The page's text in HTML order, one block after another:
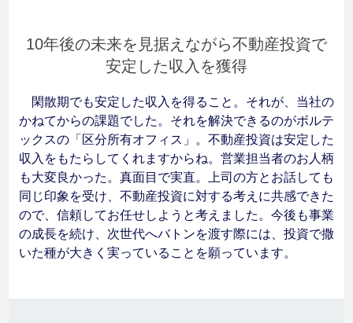
10年後の未来を見据えながら不動産投資で
安定した収入を獲得
閑散期でも安定した収入を得ること。それが、当社の
かねてからの課題でした。それを解決できるのがボルテ
ックスの「区分所有オフィス」。不動産投資は安定した
収入をもたらしてくれますからね。営業担当者のお人柄
も大変良かった。真面目で実直。上司の方とお話しても
同じ印象を受け、不動産投資に対する考えに共感できた
ので、信頼してお任せしようと考えました。今後も事業
の成長を続け、次世代へバトンを渡す際には、投資で撒
いた種が大きく実っていることを願っています。